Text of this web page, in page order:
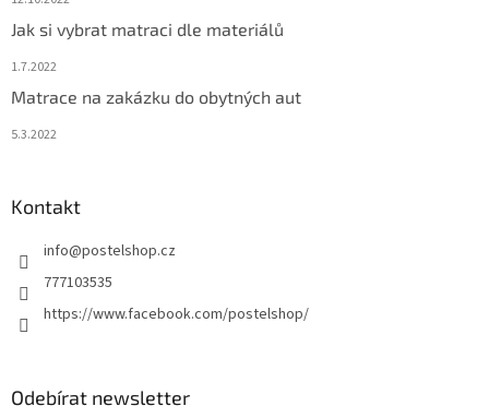
Jak si vybrat matraci dle materiálů
1.7.2022
Matrace na zakázku do obytných aut
5.3.2022
Kontakt
info@postelshop.cz
777103535
https://www.facebook.com/postelshop/
Odebírat newsletter